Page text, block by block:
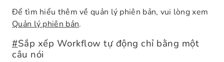
Để tìm hiểu thêm về quản lý phiên bản, vui lòng xem
Quản lý phiên bản.
#Sắp xếp Workflow tự động chỉ bằng một
câu nói